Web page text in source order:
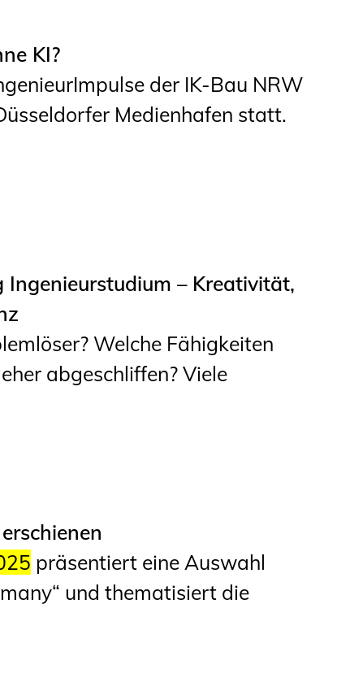
KI?
der IK-Bau NRW
Medienhafen statt.
– Kreativität,
Welche Fähigkeiten
abgeschliffen? Viele
erschienen
präsentiert eine Auswahl
und thematisiert die